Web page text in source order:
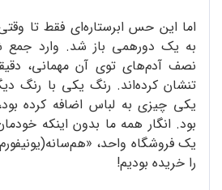
اما این حس ابرستاره‌ای فقط تا
به یک دورهمی باز شد. وارد جمع
نصف آدم‌های توی آن مهمانی،
تنشان کرده‌اند. رنگ یکی با رنگ
یکی چیزی به لباس اضافه کرده
بود. انگار همه ما بدون اینکه
یک فروشگاه واحد،
را خریده بودیم!